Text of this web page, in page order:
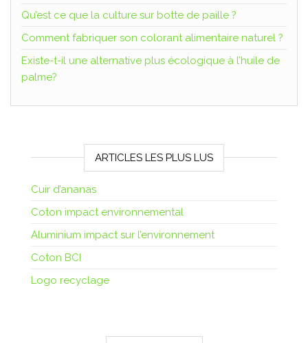
Qu’est ce que la culture sur botte de paille ?
Comment fabriquer son colorant alimentaire naturel ?
Existe-t-il une alternative plus écologique à l’huile de
palme?
ARTICLES LES PLUS LUS
Cuir d’ananas
Coton impact environnemental
Aluminium impact sur l’environnement
Coton BCI
Logo recyclage